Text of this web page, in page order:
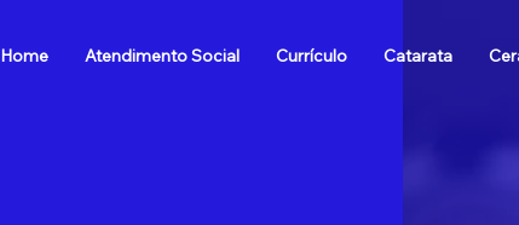
Home Atendimento Social Currículo Catarata